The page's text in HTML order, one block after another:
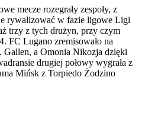
mecze rozegrały zespoły, z
rywalizować w fazie ligowe Ligi
trzy z tych drużyn, przy czym
FC Lugano zremisowało na
Gallen, a Omonia Nikozja dzięki
drugiej połowy wygrała z
Mińsk z Torpiedo Żodzino